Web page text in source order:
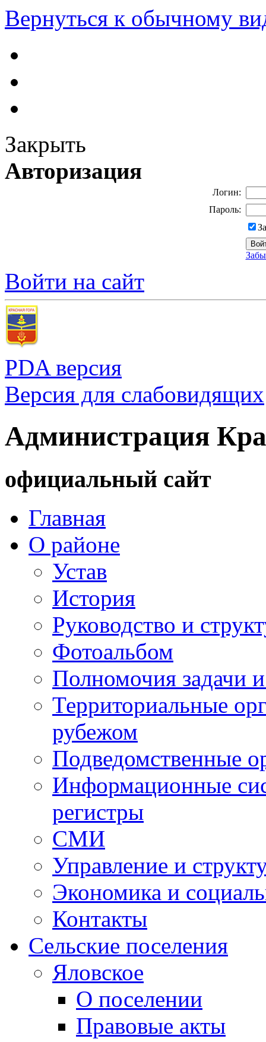
Вернуться к обычному
Закрыть
Авторизация
Логин:
Пароль:
Войти на сайт
PDA версия
Версия для слабовидящих
Администрация
официальный сайт
Главная
О районе
Устав
История
Руководство и
Фотоальбом
Полномочия задачи
Территориальные
рубежом
Подведомственные
Информационные
регистры
СМИ
Управление и
Экономика и
Контакты
Сельские поселения
Яловское
О поселении
Правовые акты